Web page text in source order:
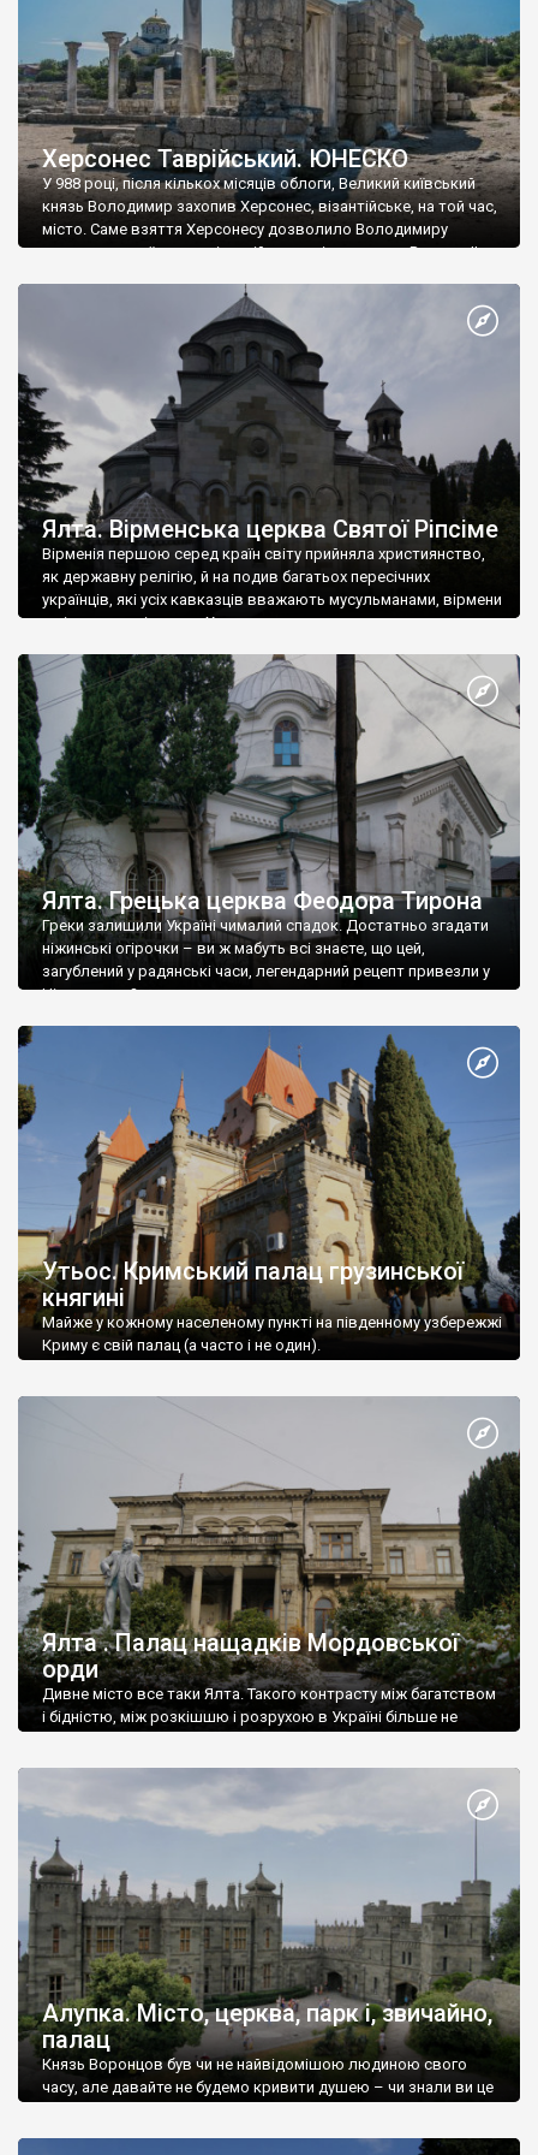
Херсонес Таврійський. ЮНЕСКО
У 988 році, після кількох місяців облоги, Великий київський
князь Володимир захопив Херсонес, візантійське, на той час,
місто. Саме взяття Херсонесу дозволило Володимиру
диктувати свої умови візантійському імператору Василю ІІ, та
Херсонесі Володимир-язичник, став Василем-християнином.
А потім було Хрещення Русі. На честь Херсонесу Таврійського
Ялта. Вірменська церква Святої Ріпсіме
Вірменія першою серед країн світу прийняла християнство,
як державну релігію, й на подив багатьох пересічних
українців, які усіх кавказців вважають мусульманами, вірмени
є відданими вірянами Христа
Ялта. Грецька церква Феодора Тирона
Греки залишили Україні чималий спадок. Достатньо згадати
ніжинські огірочки – ви ж мабуть всі знаєте, що цей,
загублений у радянські часи, легендарний рецепт привезли у
Ніжин греки?
Утьос. Кримський палац грузинської
княгині
Майже у кожному населеному пункті на південному узбережжі
Криму є свій палац (а часто і не один).
Ялта . Палац нащадків Мордовської
орди
Дивне місто все таки Ялта. Такого контрасту між багатством
і бідністю, між розкішшю і розрухою в Україні більше не
Алупка. Місто, церква, парк і, звичайно,
палац
Князь Воронцов був чи не найвідомішою людиною свого
часу, але давайте не будемо кривити душею – чи знали ви це